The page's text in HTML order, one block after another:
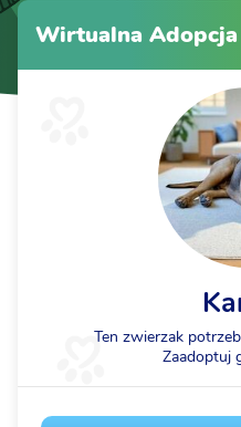
Wirtualna Adopcja
Ten zwierzak
Zaadoptuj